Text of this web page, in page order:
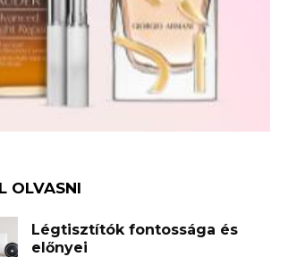
OLVASNI
Légtisztítók fontossága és
előnyei